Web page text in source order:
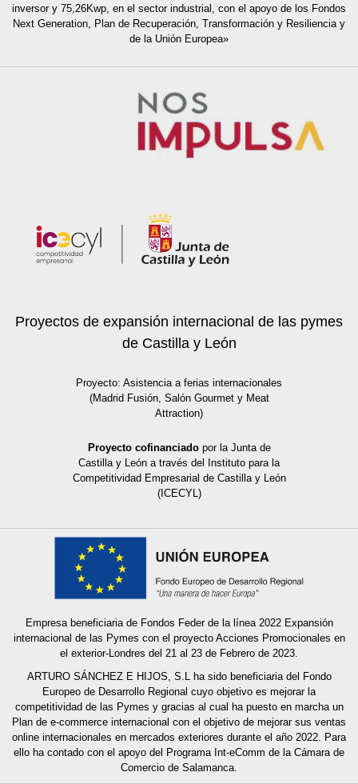
inversor y 75,26Kwp, en el sector industrial, con el apoyo de los Fondos
Next Generation, Plan de Recuperación, Transformación y Resiliencia y
de la Unión Europea»
Proyectos de expansión internacional de las pymes
de Castilla y León
Proyecto: Asistencia a ferias internacionales
(Madrid Fusión, Salón Gourmet y Meat
Attraction)
Proyecto cofinanciadopor la Junta de
Castilla y León a través del Instituto para la
Competitividad Empresarial de Castilla y León
(ICECYL)
Empresa beneficiaria de Fondos Feder de la línea 2022 Expansión
internacional de las Pymes con el proyecto Acciones Promocionales en
el exterior-Londres del 21 al 23 de Febrero de 2023.
ARTURO SÁNCHEZ E HIJOS, S.L ha sido beneficiaria del Fondo
Europeo de Desarrollo Regional cuyo objetivo es mejorar la
competitividad de las Pymes y gracias al cual ha puesto en marcha un
Plan de e-commerce internacional con el objetivo de mejorar sus ventas
online internacionales en mercados exteriores durante el año 2022. Para
ello ha contado con el apoyo del Programa Int-eComm de la Cámara de
Comercio de Salamanca.